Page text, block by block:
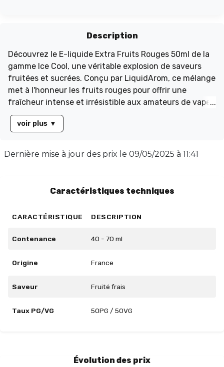
Description
Découvrez le E-liquide Extra Fruits Rouges 50ml de la
gamme Ice Cool, une véritable explosion de saveurs
fruitées et sucrées. Conçu par LiquidArom, ce mélange
met à l'honneur les fruits rouges pour offrir une
fraîcheur intense et irrésistible aux amateurs de vape.
Fabriqué en France, ce e-liquide est conditionné dans
un flacon de 60ml rempli à 50ml, sans nicotine (0mg),
un équilibre parfait de 50/50 entre PG et VG, il garantit
voir plus ▼
Dernière mise à jour des prix le 09/05/2025 à 11:41
Caractéristiques techniques
CARACTÉRISTIQUE DESCRIPTION
Contenance 40 - 70 ml
Origine France
Saveur Fruité frais
Taux PG/VG 50PG / 50VG
Évolution des prix